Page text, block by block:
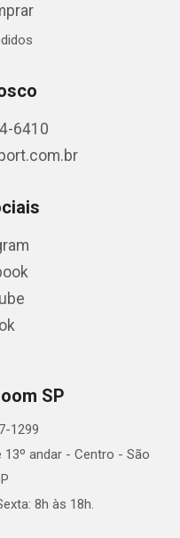
6410
SP
1299
13º andar - Centro - São
8h às 18h.